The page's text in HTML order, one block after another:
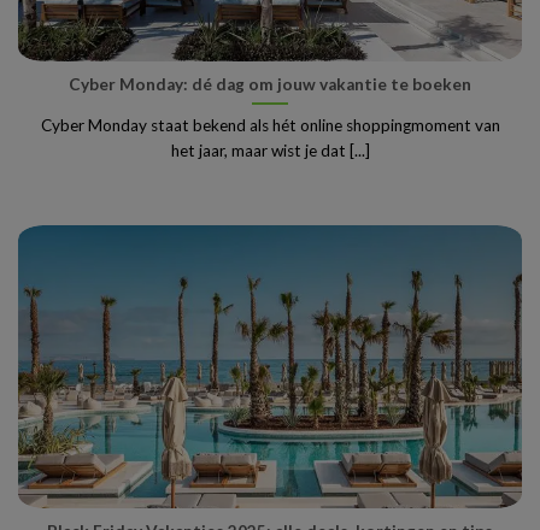
Cyber Monday: dé dag om jouw vakantie te boeken
Cyber Monday staat bekend als hét online shoppingmoment van
het jaar, maar wist je dat [...]